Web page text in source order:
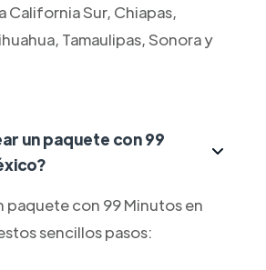
California Sur, Chiapas,
Tamaulipas, Sonora y
un paquete con 99
paquete con 99 Minutos en
sencillos pasos: